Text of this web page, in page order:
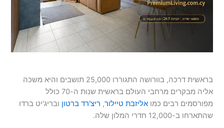
בראשית דרכה, בוורושה התגוררו 25,000 תושבים והיא משכה
אליה מבקרים מרחבי העולם בראשית שנות ה-70 כולל
מפורסמים רבים כמואליזבת טיילור, ריצ'רד ברטון ובריג'יט ברדו
שהתארחו ב-12,000 חדרי המלון שלה.